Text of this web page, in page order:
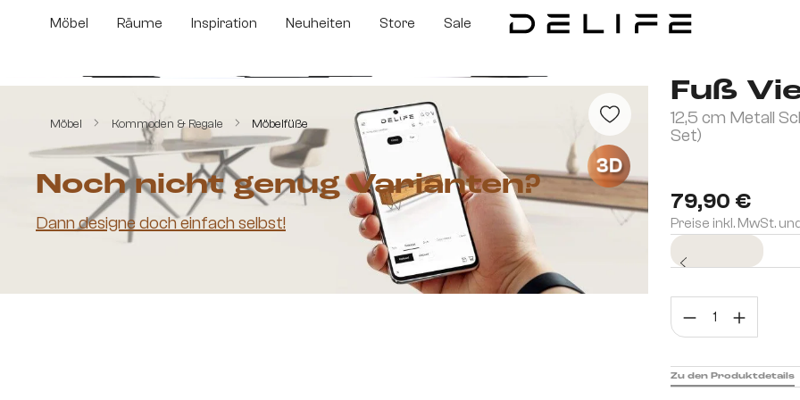
Hauptinhalt springen
Zur Suche springen
Zur Hauptnavigation springen
Möbel Räume Inspiration Neuheiten Store Sale
Möbel Kommoden & Regale Möbelfüße
Fuß
12,5 cm Metall
Set)
79,90 €
Preise inkl. MwSt.
Zu den Produktdetails
Bildergalerie überspringen
3D
Noch nicht genug Varianten?
Dann designe doch einfach selbst!